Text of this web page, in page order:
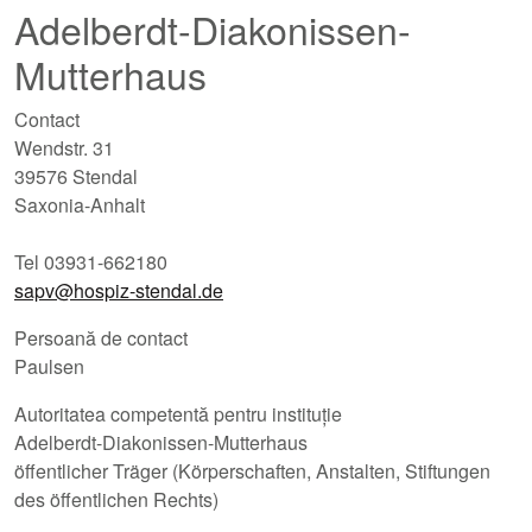
Adelberdt-Diakonissen-
Mutterhaus
Contact
Wendstr. 31
39576 Stendal
Saxonia-Anhalt
Tel 03931-662180
sapv@hospiz-stendal.de
Persoană de contact
Paulsen
Autoritatea competentă pentru instituție
Adelberdt-Diakonissen-Mutterhaus
öffentlicher Träger (Körperschaften, Anstalten, Stiftungen
des öffentlichen Rechts)